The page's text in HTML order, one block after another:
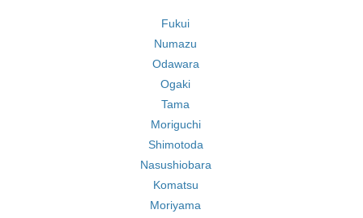
Fukui
Numazu
Odawara
Ogaki
Tama
Moriguchi
Shimotoda
Nasushiobara
Komatsu
Moriyama